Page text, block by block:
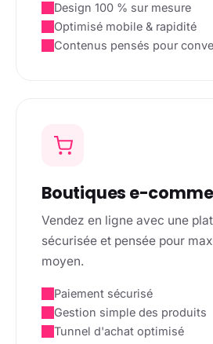
Design 100 % sur mesure
Optimisé mobile & rapidité
Contenus pensés pour
Boutiques e-
Vendez en ligne avec une
sécurisée et pensée pour
moyen.
Paiement sécurisé
Gestion simple des produits
Tunnel d'achat optimisé